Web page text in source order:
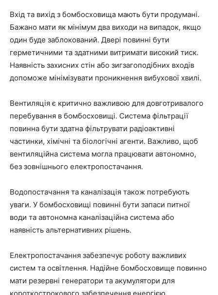
Вхід та вихід з бомбосховища мають бути продумані.
Бажано мати як мінімум два виходи на випадок, якщо
один буде заблокований. Двері повинні бути
герметичними та здатними витримати високий тиск.
Наявність захисних стін або зигзагоподібних входів
допоможе мінімізувати проникнення вибухової хвилі.
Вентиляція є критично важливою для довготривалого
перебування в бомбосховищі. Система фільтрації
повинна бути здатна фільтрувати радіоактивні
частинки, хімічні та біологічні агенти. Важливо, щоб
вентиляційна система могла працювати автономно,
без зовнішнього електропостачання.
Водопостачання та каналізація також потребують
уваги. У бомбосховищі повинні бути запаси питної
води та автономна каналізаційна система або
наявність альтернативних рішень.
Електропостачання забезпечує роботу важливих
систем та освітлення. Надійне бомбосховище повинно
мати резервні генератори та акумулятори для